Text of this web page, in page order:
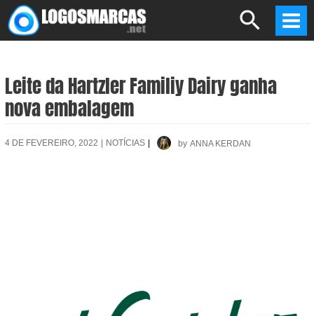
Skip
to
Search
Leite da Hartzler Familiy Dairy ganha
nova embalagem
4 DE FEVEREIRO, 2022 NOTÍCIAS by ANNA KERDAN